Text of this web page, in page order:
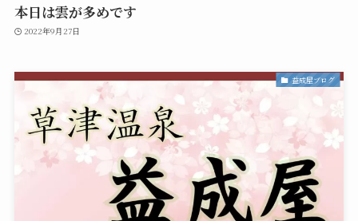
本日は雲が多めです
2022年9月27日
益成屋ブログ